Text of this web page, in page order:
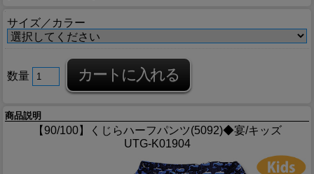
サイズ／カラー
数量
商品説明
【90/100】くじらハーフパンツ(5092)◆宴/キッズ
UTG-K01904